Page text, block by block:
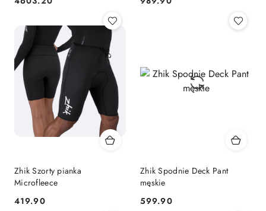
Cena: Cena:
Zhik Szorty pianka
Microfleece
Cena:
419.90
Zhik Spodnie Deck Pant
męskie
Cena:
599.90